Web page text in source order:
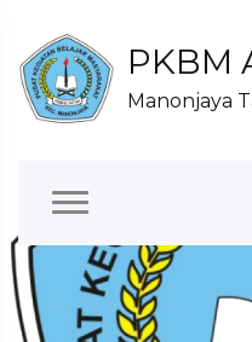
PKBM
Manonjaya